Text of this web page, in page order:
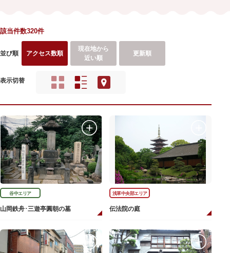
該当件数320件
並び順 アクセス数順
現在地から
近い順
更新順
表示切替
谷中エリア
山岡鉄舟･三遊亭圓朝の墓
浅草中央部エリア
伝法院の庭